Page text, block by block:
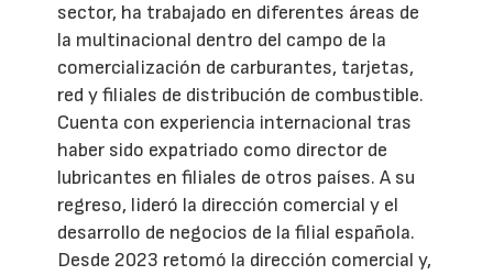
sector, ha trabajado en diferentes áreas de
la multinacional dentro del campo de la
comercialización de carburantes, tarjetas,
red y filiales de distribución de combustible.
Cuenta con experiencia internacional tras
haber sido expatriado como director de
lubricantes en filiales de otros países. A su
regreso, lideró la dirección comercial y el
desarrollo de negocios de la filial española.
Desde 2023 retomó la dirección comercial y,